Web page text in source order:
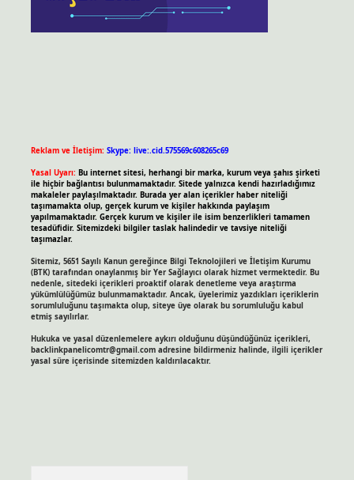
Reklam ve İletişim: Skype: live:.cid.575569c608265c69
Yasal Uyarı: Bu internet sitesi, herhangi bir marka, kurum veya şahıs şirketi
ile hiçbir bağlantısı bulunmamaktadır. Sitede yalnızca kendi hazırladığımız
makaleler paylaşılmaktadır. Burada yer alan içerikler haber niteliği
taşımamakta olup, gerçek kurum ve kişiler hakkında paylaşım
yapılmamaktadır. Gerçek kurum ve kişiler ile isim benzerlikleri tamamen
tesadüfidir. Sitemizdeki bilgiler taslak halindedir ve tavsiye niteliği
taşımazlar.
Sitemiz, 5651 Sayılı Kanun gereğince Bilgi Teknolojileri ve İletişim Kurumu
(BTK) tarafından onaylanmış bir Yer Sağlayıcı olarak hizmet vermektedir. Bu
nedenle, sitedeki içerikleri proaktif olarak denetleme veya araştırma
yükümlülüğümüz bulunmamaktadır. Ancak, üyelerimiz yazdıkları içeriklerin
sorumluluğunu taşımakta olup, siteye üye olarak bu sorumluluğu kabul
etmiş sayılırlar.
Hukuka ve yasal düzenlemelere aykırı olduğunu düşündüğünüz içerikleri,
backlinkpanelicomtr@gmail.comadresine bildirmeniz halinde, ilgili içerikler
yasal süre içerisinde sitemizden kaldırılacaktır.